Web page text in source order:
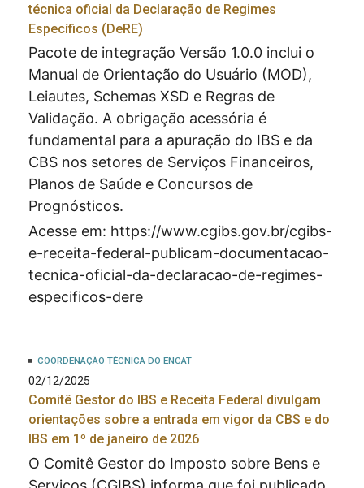
técnica oficial da Declaração de Regimes
Específicos (DeRE)
Pacote de integração Versão 1.0.0 inclui o
Manual de Orientação do Usuário (MOD),
Leiautes, Schemas XSD e Regras de
Validação. A obrigação acessória é
fundamental para a apuração do IBS e da
CBS nos setores de Serviços Financeiros,
Planos de Saúde e Concursos de
Prognósticos.
Acesse em: https://www.cgibs.gov.br/cgibs-
e-receita-federal-publicam-documentacao-
tecnica-oficial-da-declaracao-de-regimes-
especificos-dere
COORDENAÇÃO TÉCNICA DO ENCAT
02/12/2025
Comitê Gestor do IBS e Receita Federal divulgam
orientações sobre a entrada em vigor da CBS e do
IBS em 1º de janeiro de 2026
O Comitê Gestor do Imposto sobre Bens e